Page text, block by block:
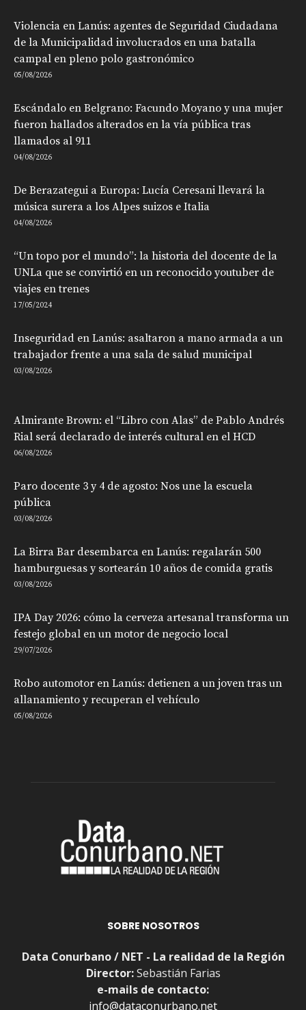
Violencia en Lanús: agentes de Seguridad Ciudadana
de la Municipalidad involucrados en una batalla
campal en pleno polo gastronómico
05/08/2026
Escándalo en Belgrano: Facundo Moyano y una mujer
fueron hallados alterados en la vía pública tras
llamados al 911
04/08/2026
De Berazategui a Europa: Lucía Ceresani llevará la
música surera a los Alpes suizos e Italia
04/08/2026
“Un topo por el mundo”: la historia del docente de la
UNLa que se convirtió en un reconocido youtuber de
viajes en trenes
17/05/2024
Inseguridad en Lanús: asaltaron a mano armada a un
trabajador frente a una sala de salud municipal
03/08/2026
Almirante Brown: el “Libro con Alas” de Pablo Andrés
Rial será declarado de interés cultural en el HCD
06/08/2026
Paro docente 3 y 4 de agosto: Nos une la escuela
pública
03/08/2026
La Birra Bar desembarca en Lanús: regalarán 500
hamburguesas y sortearán 10 años de comida gratis
03/08/2026
IPA Day 2026: cómo la cerveza artesanal transforma un
festejo global en un motor de negocio local
29/07/2026
Robo automotor en Lanús: detienen a un joven tras un
allanamiento y recuperan el vehículo
05/08/2026
SOBRE NOSOTROS
Data Conurbano / NET - La realidad de la Región
Director:Sebastián Farias
e-mails de contacto:
info@dataconurbano.net